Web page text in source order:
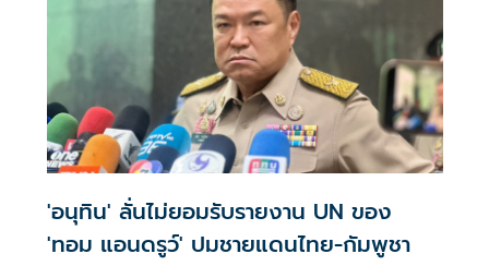
'อนุทิน' ลั่นไม่ยอมรับรายงาน UN ของ
'ทอม แอนดรูว์' ปมชายแดนไทย-กัมพูชา